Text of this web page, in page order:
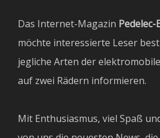
Das Internet-Magazin
möchte interessierte Leser
jegliche Arten der
auf zwei Rädern informieren.
Mit Enthusiasmus, viel Spaß